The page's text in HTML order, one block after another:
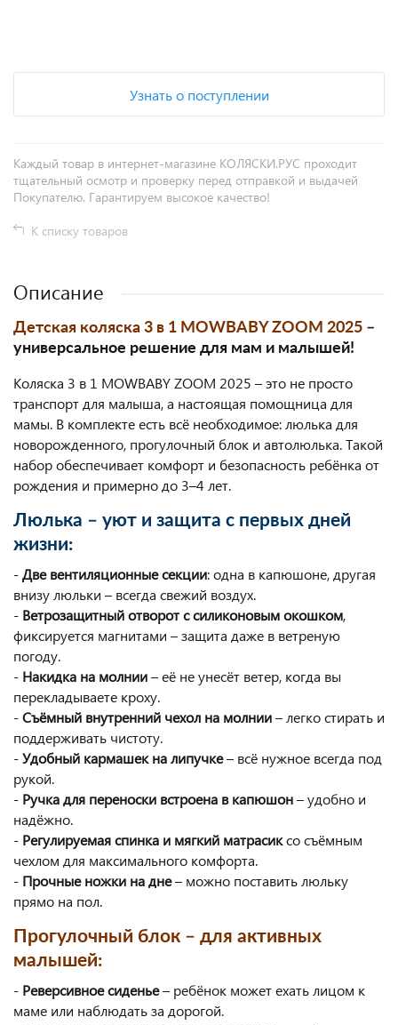
Узнать о поступлении
Каждый товар в интернет-магазине КОЛЯСКИ.РУС проходит
тщательный осмотр и проверку перед отправкой и выдачей
Покупателю. Гарантируем высокое качество!
К списку товаров
Описание
Детская коляска 3 в 1 MOWBABY ZOOM 2025 –
универсальное решение для мам и малышей!
Коляска 3 в 1 MOWBABY ZOOM 2025 – это не просто
транспорт для малыша, а настоящая помощница для
мамы. В комплекте есть всё необходимое: люлька для
новорожденного, прогулочный блок и автолюлька. Такой
набор обеспечивает комфорт и безопасность ребёнка от
рождения и примерно до 3–4 лет.
Люлька – уют и защита с первых дней
жизни:
-Две вентиляционные секции: одна в капюшоне, другая
внизу люльки – всегда свежий воздух.
- Ветрозащитный отворот с силиконовым окошком,
фиксируется магнитами – защита даже в ветреную
погоду.
- Накидка на молнии– её не унесёт ветер, когда вы
перекладываете кроху.
-Съёмный внутренний чехол на молнии– легко стирать и
поддерживать чистоту.
-Удобный кармашек на липучке– всё нужное всегда под
рукой.
- Ручка для переноски встроена в капюшон– удобно и
надёжно.
- Регулируемая спинка и мягкий матрасиксо съёмным
чехлом для максимального комфорта.
- Прочные ножки на дне– можно поставить люльку
прямо на пол.
Прогулочный блок – для активных
малышей:
- Реверсивное сиденье– ребёнок может ехать лицом к
маме или наблюдать за дорогой.